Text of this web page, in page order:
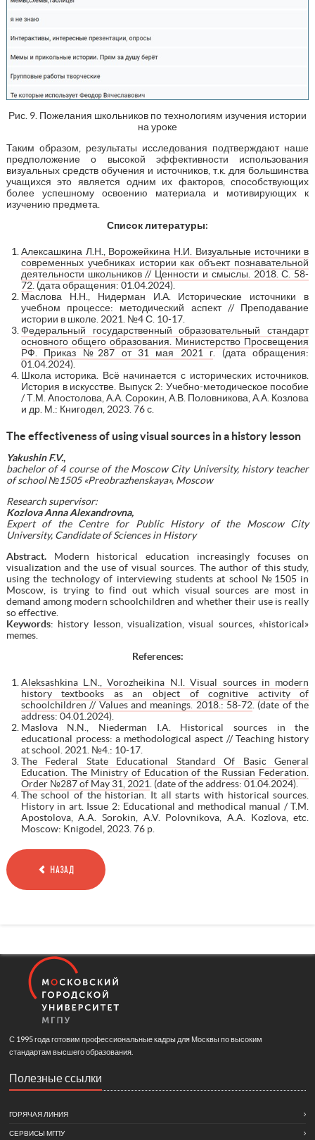
Рис. 9. Пожелания школьников по технологиям изучения истории
на уроке
Таким образом, результаты исследования подтверждают наше
предположение о высокой эффективности использования
визуальных средств обучения и источников, т.к. для большинства
учащихся это является одним их факторов, способствующих
более успешному освоению материала и мотивирующих к
изучению предмета.
Список литературы:
Алексашкина Л.Н., Ворожейкина Н.И. Визуальные источники в
современных учебниках истории как объект познавательной
деятельности школьников // Ценности и смыслы. 2018. С. 58-
72. (дата обращения: 01.04.2024).
Маслова Н.Н., Нидерман И.А. Исторические источники в
учебном процессе: методический аспект // Преподавание
истории в школе. 2021. №4 С. 10-17.
Федеральный государственный образовательный стандарт
основного общего образования. Министерство Просвещения
РФ. Приказ №287 от 31 мая 2021 г. (дата обращения:
01.04.2024).
Школа историка. Всё начинается с исторических источников.
История в искусстве. Выпуск 2: Учебно-методическое пособие
/ Т.М. Апостолова, А.А. Сорокин, А.В. Половникова, А.А. Козлова
и др. М.: Книгодел, 2023. 76 с.
The effectiveness of using visual sources in a history lesson
Yakushin F.V.,
bachelor of 4 course of the Moscow City University, history teacher
of school №1505 «Preobrazhenskaya», Moscow
Research supervisor:
Kozlova Anna Alexandrovna,
Expert of the Centre for Public History of the Moscow City
University, Candidate of Sciences in History
Abstract.Modern historical education increasingly focuses on
visualization and the use of visual sources. The author of this study,
using the technology of interviewing students at school №1505 in
Moscow, is trying to find out which visual sources are most in
demand among modern schoolchildren and whether their use is really
so effective.
Keywords: history lesson, visualization, visual sources, «historical»
memes.
References:
Aleksashkina L.N., Vorozheikina N.I. Visual sources in modern
history textbooks as an object of cognitive activity of
schoolchildren // Values and meanings. 2018.: 58-72. (date of the
address: 04.01.2024).
Maslova N.N., Niederman I.A. Historical sources in the
educational process: a methodological aspect // Teaching history
at school. 2021. №4.: 10-17.
The Federal State Educational Standard Of Basic General
Education. The Ministry of Education of the Russian Federation.
Order №287 of May 31, 2021. (date of the address: 01.04.2024).
The school of the historian. It all starts with historical sources.
History in art. Issue 2: Educational and methodical manual / T.M.
Apostolova, A.A. Sorokin, A.V. Polovnikova, A.A. Kozlova, etc.
Moscow: Knigodel, 2023. 76 p.
НАЗАД
С 1995 года готовим профессиональные кадры для Москвы по высоким
стандартам высшего образования.
Полезные ссылки
ГОРЯЧАЯ ЛИНИЯ
СЕРВИСЫ МГПУ